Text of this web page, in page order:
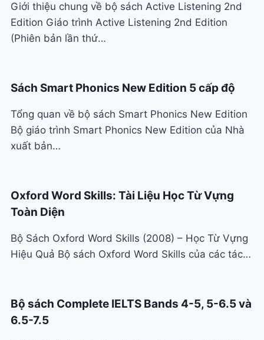
Giới thiệu chung về bộ sách Active Listening 2nd
Edition Giáo trình Active Listening 2nd Edition
(Phiên bản lần thứ…
Sách Smart Phonics New Edition 5 cấp độ
Tổng quan về bộ sách Smart Phonics New Edition
Bộ giáo trình Smart Phonics New Edition của Nhà
xuất bản…
Oxford Word Skills: Tài Liệu Học Từ Vựng
Toàn Diện
Bộ Sách Oxford Word Skills (2008) – Học Từ Vựng
Hiệu Quả Bộ sách Oxford Word Skills của các tác…
Bộ sách Complete IELTS Bands 4-5, 5-6.5 và
6.5-7.5